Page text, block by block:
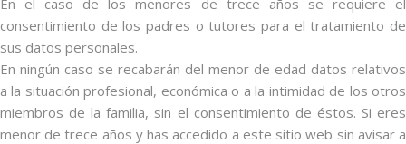
En el caso de los menores de trece años se requiere el
consentimiento de los padres o tutores para el tratamiento de
sus datos personales.
En ningún caso se recabarán del menor de edad datos relativos
a la situación profesional, económica o a la intimidad de los otros
miembros de la familia, sin el consentimiento de éstos. Si eres
menor de trece años y has accedido a este sitio web sin avisar a